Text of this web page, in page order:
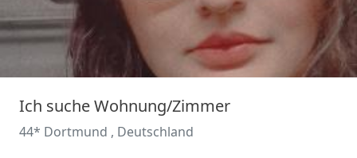
Ich suche Wohnung/Zimmer
44* Dortmund , Deutschland